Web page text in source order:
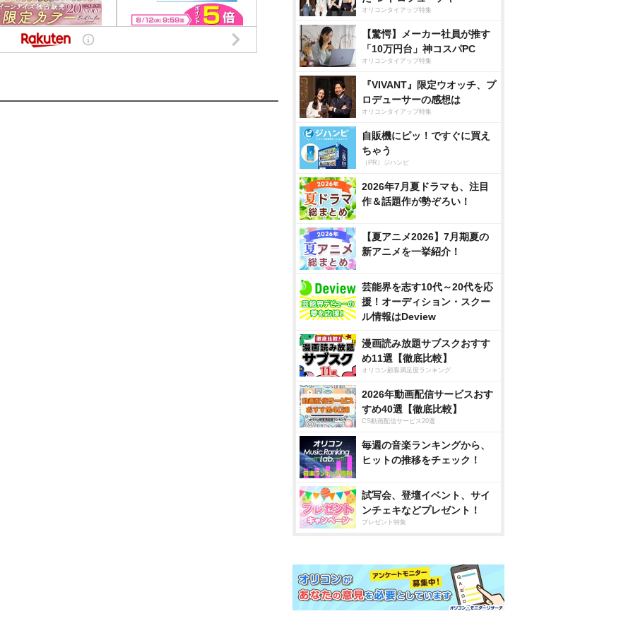
オリコンタイアップ特集
【驚愕】メーカー社員が推す
「10万円台」神コスパPC
オリコンタイアップ特集
『VIVANT』限定ウオッチ、プ
ロデューサーの感想は
オリコンタイアップ特集
自販機にピッ！ですぐに買え
ちゃう
（PR）ジハンピ
2026年7月夏ドラマも、注目
作＆話題作が勢ぞろい！
【夏アニメ2026】7月期夏の
新アニメを一挙紹介！
芸能界を志す10代～20代を応
援！オーディション・スクー
ル情報はDeview
漫画読み放題サブスクおすす
め11選【徹底比較】
オリコン顧客満足度ランキング
2026年動画配信サービスおす
すめ40選【徹底比較】
CS動画配信サービス20選
毎週の音楽ランキングから、
ヒットの推移をチェック！
試写会、登壇イベント、サイ
ンチェキなどプレゼント！
プレゼント特集